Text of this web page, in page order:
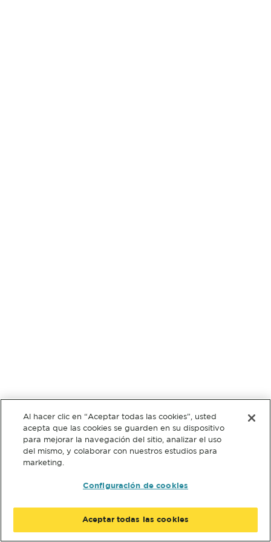
Al hacer clic en “Aceptar todas las cookies”, usted
acepta que las cookies se guarden en su dispositivo
para mejorar la navegación del sitio, analizar el uso
del mismo, y colaborar con nuestros estudios para
marketing.
Configuración de cookies
Aceptar todas las cookies